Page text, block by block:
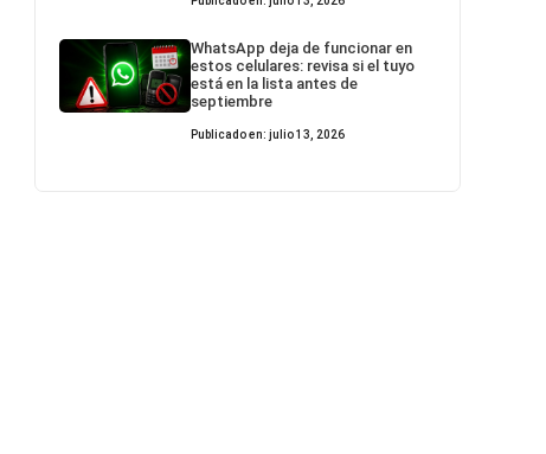
WhatsApp deja de funcionar en
estos celulares: revisa si el tuyo
está en la lista antes de
septiembre
Publicado en: julio 13, 2026